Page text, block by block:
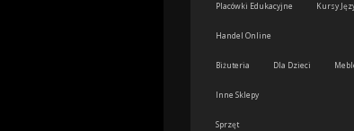
Placówki Edukacyjne Kursy
Handel Online
Biżuteria Dla Dzieci
Inne Sklepy
Sprzęt